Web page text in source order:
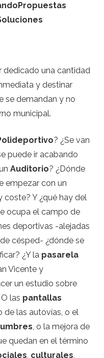
dedicado una cantidad
y destinar
se demandan y no
municipal.
? ¿Se van
puede ir acabando
Auditorio? ¿Dónde
empezar con un
Y ¿qué hay del
ocupa el campo de
deportivas -alejadas
césped- ¿dónde se
¿Y la pasarela
Vicente y
un estudio sobre
las pantallas
de las autovías, o el
, o la mejora de
quedan en el término
culturales